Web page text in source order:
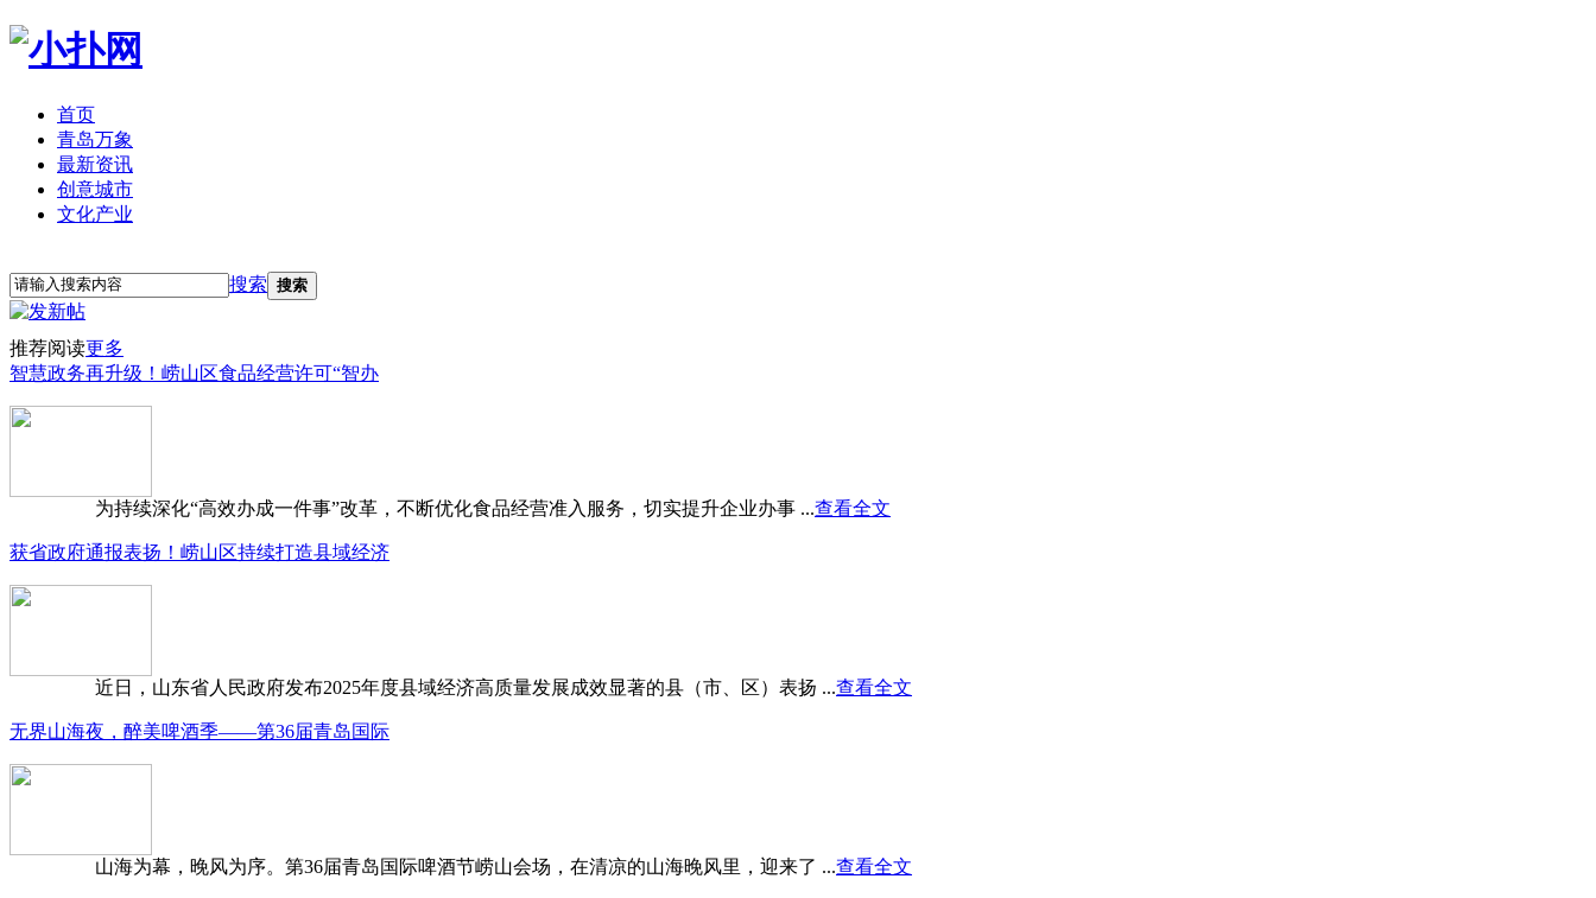
首页
青岛万象
最新资讯
创意城市
文化产业
搜索 搜索
推荐阅读更多
智慧政务再升级！崂山区食品经营许可“智办
为持续深化“高效办成一件事”改革，不断优化食品经营准入服务，切实提升企业办事 ...查看全文
获省政府通报表扬！崂山区持续打造县域经济
近日，山东省人民政府发布2025年度县域经济高质量发展成效显著的县（市、区）表扬 ...查看全文
无界山海夜，醉美啤酒季——第36届青岛国际
山海为幕，晚风为序。第36届青岛国际啤酒节崂山会场，在清凉的山海晚风里，迎来了 ...查看全文